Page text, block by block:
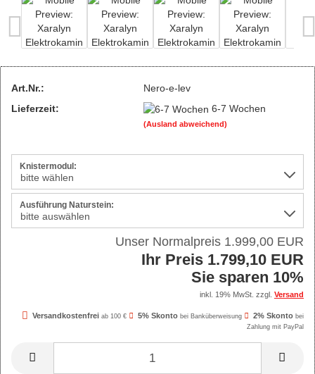
Art.Nr.:
Nero-e-lev
Lieferzeit:
6-7 Wochen
(Ausland abweichend)
Knistermodul:
Ausführung Naturstein:
Unser Normalpreis 1.999,00 EUR
Ihr Preis 1.799,10 EUR
Sie sparen 10%
inkl. 19% MwSt. zzgl. Versand
Versandkostenfrei ab 100 € 5% Skonto bei Banküberweisung 2% Skonto bei
Zahlung mit PayPal